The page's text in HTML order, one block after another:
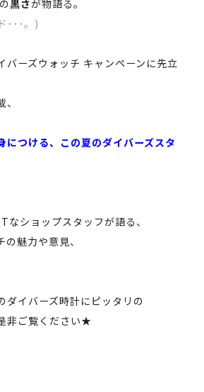
黒さが物語る。
･･･。)
バーズウォッチ キャンペーンに先立
につける、この夏のダイバーズスタ
なショップスタッフが語る、
魅力や意見、
ダイバーズ時計にピッタリの
非ご覧ください★